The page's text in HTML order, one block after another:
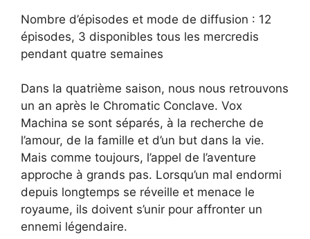
Nombre d’épisodes et mode de diffusion : 12
épisodes, 3 disponibles tous les mercredis
pendant quatre semaines
Dans la quatrième saison, nous nous retrouvons
un an après le Chromatic Conclave. Vox
Machina se sont séparés, à la recherche de
l’amour, de la famille et d’un but dans la vie.
Mais comme toujours, l’appel de l’aventure
approche à grands pas. Lorsqu’un mal endormi
depuis longtemps se réveille et menace le
royaume, ils doivent s’unir pour affronter un
ennemi légendaire.